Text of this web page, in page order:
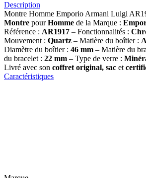
Description
Montre Homme Emporio Armani Luigi
Montre pourHomme de la Marque :
Référence : AR1917 – Fonctionnalités :
Mouvement : Quartz – Matière du boîtier :
Diamètre du boîtier : 46 mm – Matière du
du bracelet : 22 mm – Type de verre :
Livré avec son coffret original, sac et
Caractéristiques